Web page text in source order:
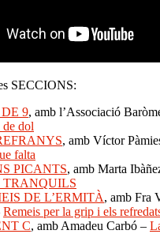
SECCIONS:
9, amb l’Associació
de dol
, amb Víctor
falta
PICANTS, amb Marta
TRANQUILS
DE L’ERMITÀ, amb Fra
Remeis per la grip i els
C, amb Amadeu Carbó –